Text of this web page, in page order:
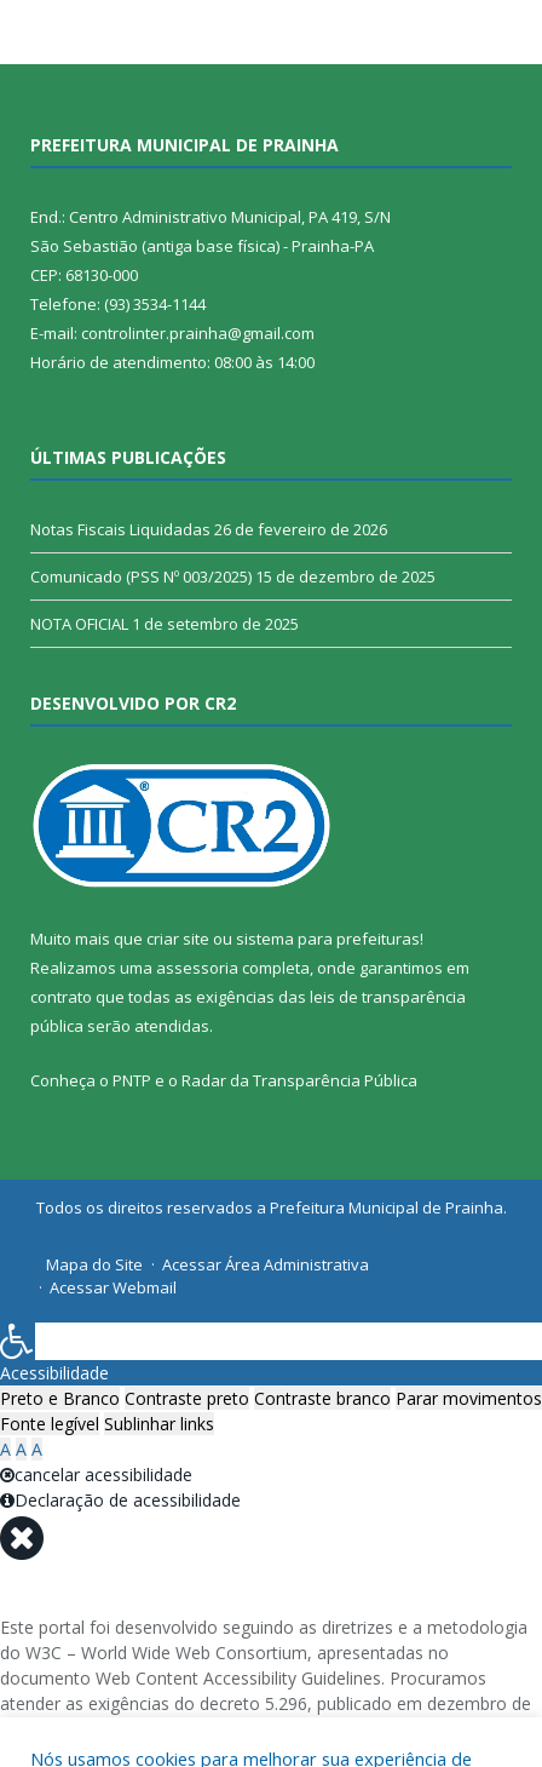
PREFEITURA MUNICIPAL DE PRAINHA
End.: Centro Administrativo Municipal, PA 419, S/N
São Sebastião (antiga base física) - Prainha-PA
CEP: 68130-000
Telefone: (93) 3534-1144
E-mail: controlinter.prainha@gmail.com
Horário de atendimento: 08:00 às 14:00
ÚLTIMAS PUBLICAÇÕES
Notas Fiscais Liquidadas 26 de fevereiro de 2026
Comunicado (PSS Nº 003/2025) 15 de dezembro de 2025
NOTA OFICIAL 1 de setembro de 2025
DESENVOLVIDO POR CR2
Muito mais que criar site ou sistema para prefeituras!
Realizamos uma assessoria completa, onde garantimos em
contrato que todas as exigências das leis de transparência
pública serão atendidas.
Conheça o PNTP e o Radar da Transparência Pública
Todos os direitos reservados a Prefeitura Municipal de Prainha.
Mapa do Site
Acessar Área Administrativa
Acessar Webmail
Nós usamos cookies para melhorar sua experiência de
Acessibilidade
Preto e Branco Contraste preto Contraste branco Parar movimentos
Fonte legível Sublinhar links
A A A
cancelar acessibilidade
Declaração de acessibilidade
Este portal foi desenvolvido seguindo as diretrizes e a metodologia
do W3C – World Wide Web Consortium, apresentadas no
documento Web Content Accessibility Guidelines. Procuramos
atender as exigências do decreto 5.296, publicado em dezembro de
eletrônicos da administração pública na rede mundial de